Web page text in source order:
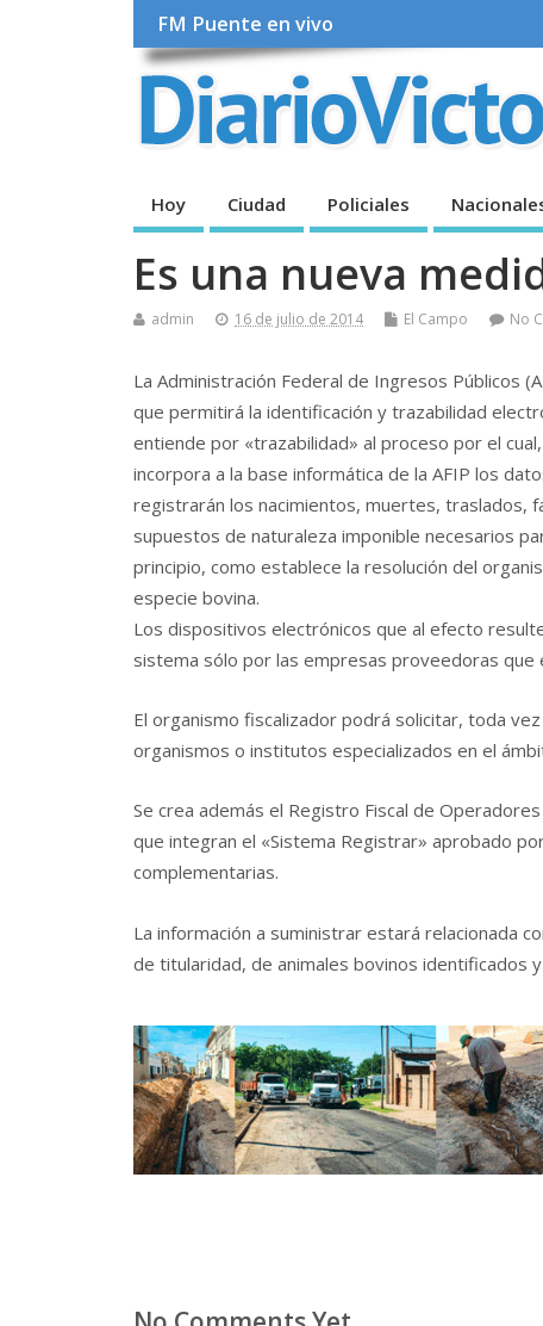
FM Puente en vivo
Hoy Ciudad Policiales
Es una nueva
admin 16 de julio de 2014 El Campo No
La Administración Federal de Ingresos Públicos
que permitirá la identificación y trazabilidad
entiende por «trazabilidad» al proceso por el
incorpora a la base informática de la AFIP los
registrarán los nacimientos, muertes, traslados,
supuestos de naturaleza imponible necesarios
principio, como establece la resolución del
especie bovina.
Los dispositivos electrónicos que al efecto
sistema sólo por las empresas proveedoras que
El organismo fiscalizador podrá solicitar, toda
organismos o institutos especializados en el
Se crea además el Registro Fiscal de
que integran el «Sistema Registrar» aprobado
complementarias.
La información a suministrar estará relacionada
de titularidad, de animales bovinos identificados